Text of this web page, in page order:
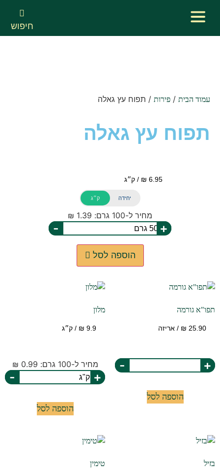
חיפוש
עמוד הבית / פירות / תפוח עץ גאלה
תפוח עץ גאלה
ק״ג יחידה
מחיר ל-100 גרם: 1.39 ₪
+
-
הוספה לסל
תפו"א גורמה
+
-
הוספה לסל
מלון
מחיר ל-100 גרם: 0.99 ₪
+
-
הוספה לסל
בזיל טימין